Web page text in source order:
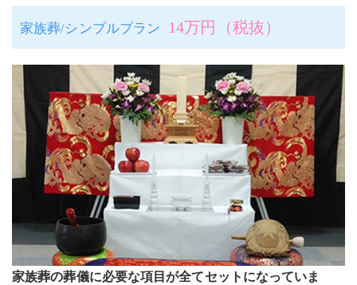
家族葬/シンプルプラン 14万円（税抜）
家族葬の葬儀に必要な項目が全てセットになっていま